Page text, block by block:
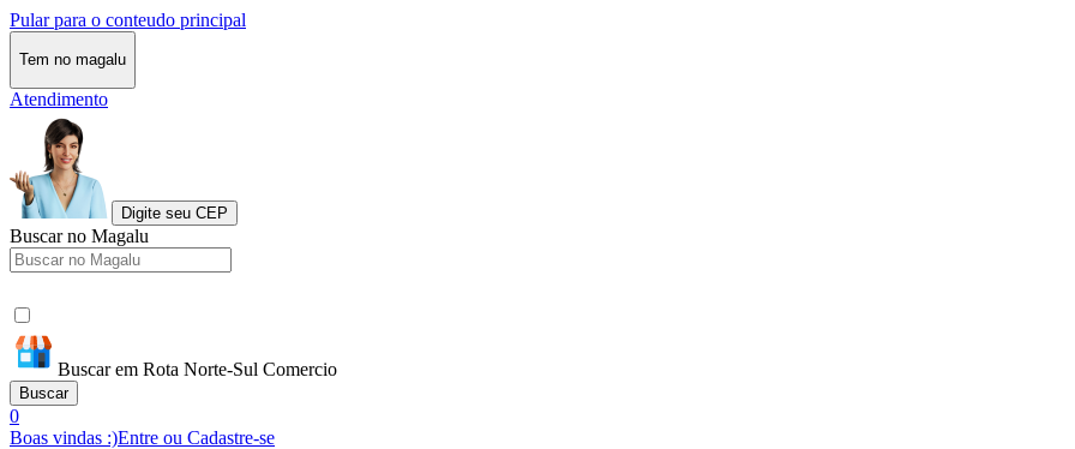
Pular para o conteudo principal
Tem no magalu
Atendimento
Digite seu CEP
Buscar no Magalu
Buscar em Rota Norte-Sul Comercio
Buscar
0
Boas vindas :)Entre ou Cadastre-se